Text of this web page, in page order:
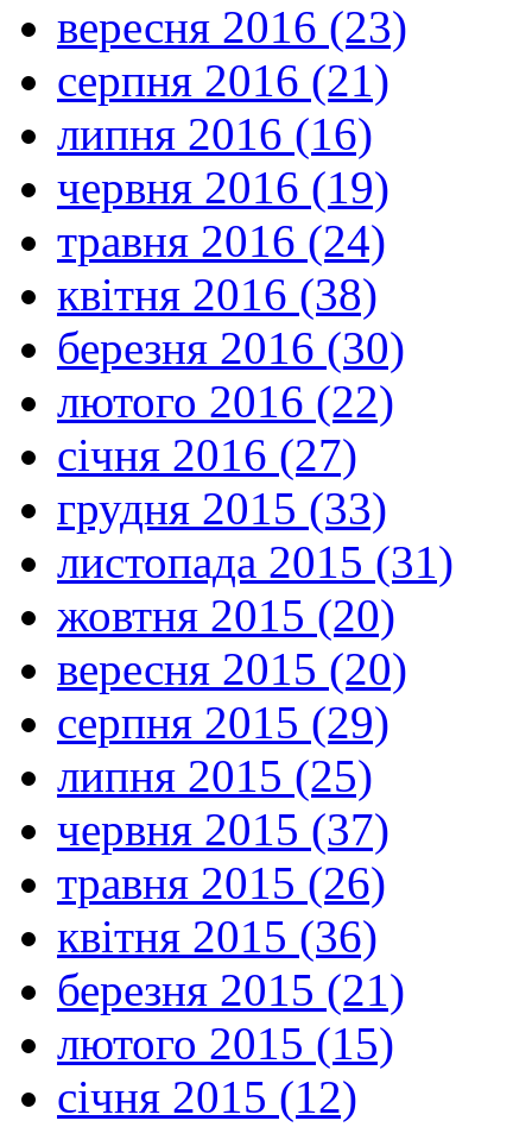
вересня 2016 (23)
серпня 2016 (21)
липня 2016 (16)
червня 2016 (19)
травня 2016 (24)
квітня 2016 (38)
березня 2016 (30)
лютого 2016 (22)
січня 2016 (27)
грудня 2015 (33)
листопада 2015 (31)
жовтня 2015 (20)
вересня 2015 (20)
серпня 2015 (29)
липня 2015 (25)
червня 2015 (37)
травня 2015 (26)
квітня 2015 (36)
березня 2015 (21)
лютого 2015 (15)
січня 2015 (12)